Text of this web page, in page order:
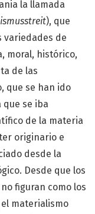
la llamada
), que
variedades de
moral, histórico,
de las
que se han ido
que se iba
de la materia
originario e
desde la
Desde que los
figuran como los
materialismo